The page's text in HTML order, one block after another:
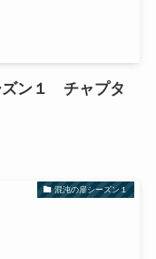
ズン１ チャプタ
混沌の扉シーズン１